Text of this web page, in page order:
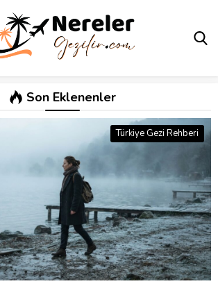
Son Eklenenler
Türkiye Gezi Rehberi